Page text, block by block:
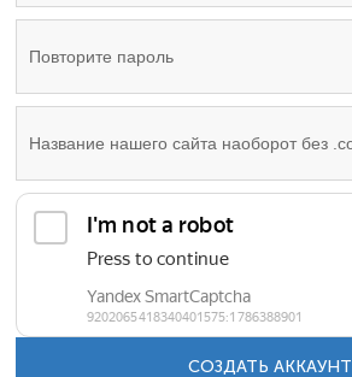
СОЗДАТЬ АККАУНТ